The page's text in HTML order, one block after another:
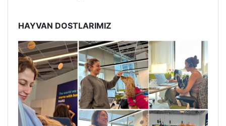
HAYVAN DOSTLARIMIZ